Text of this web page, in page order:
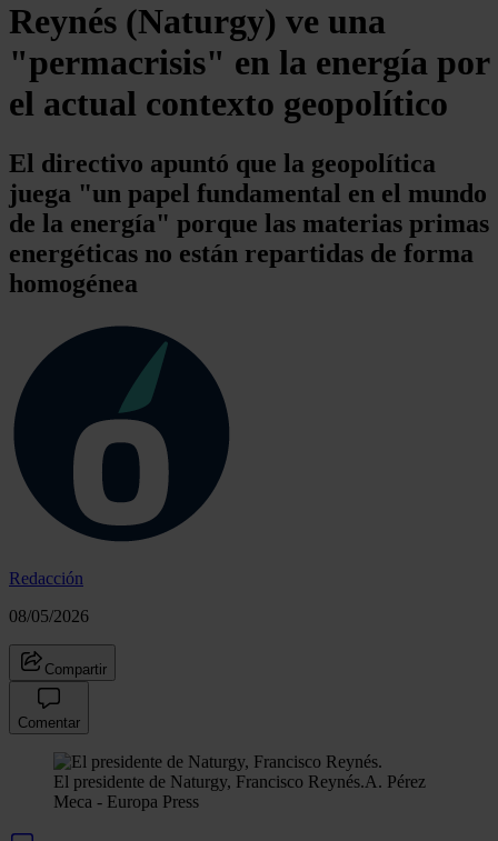
Reynés (Naturgy) ve una
"permacrisis" en la energía por
el actual contexto geopolítico
El directivo apuntó que la geopolítica
juega "un papel fundamental en el mundo
de la energía" porque las materias primas
energéticas no están repartidas de forma
homogénea
Redacción
08/05/2026
Compartir
Comentar
El presidente de Naturgy, Francisco Reynés.A. Pérez
Meca - Europa Press